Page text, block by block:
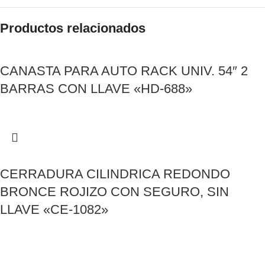
Productos relacionados
CANASTA PARA AUTO RACK UNIV. 54″ 2
BARRAS CON LLAVE «HD-688»
CERRADURA CILINDRICA REDONDO
BRONCE ROJIZO CON SEGURO, SIN
LLAVE «CE-1082»